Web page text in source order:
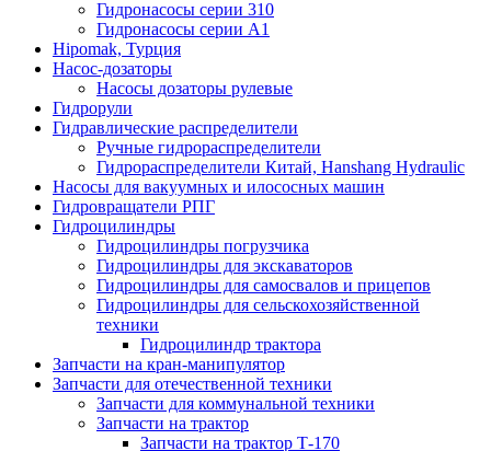
Гидронасосы серии 310
Гидронасосы серии А1
Hipomak, Турция
Насос-дозаторы
Насосы дозаторы рулевые
Гидрорули
Гидравлические распределители
Ручные гидрораспределители
Гидрораспределители Китай, Hanshang Hydraulic
Насосы для вакуумных и илососных машин
Гидровращатели РПГ
Гидроцилиндры
Гидроцилиндры погрузчика
Гидроцилиндры для экскаваторов
Гидроцилиндры для самосвалов и прицепов
Гидроцилиндры для сельскохозяйственной
техники
Гидроцилиндр трактора
Запчасти на кран-манипулятор
Запчасти для отечественной техники
Запчасти для коммунальной техники
Запчасти на трактор
Запчасти на трактор Т-170